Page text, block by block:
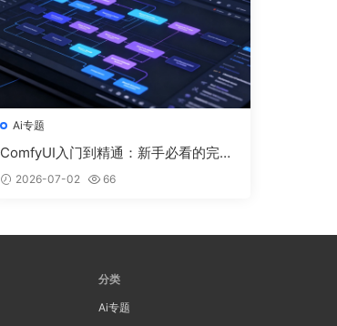
Ai专题
ComfyUI入门到精通：新手必看的完整
安装与使用教程
2026-07-02 66
分类
Ai专题